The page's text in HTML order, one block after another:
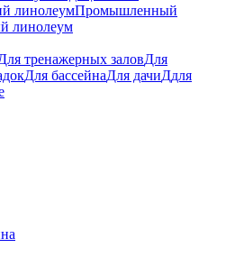
линолеумПромышленный
линолеум
тренажерных заловДля
Для бассейнаДля дачиДдля